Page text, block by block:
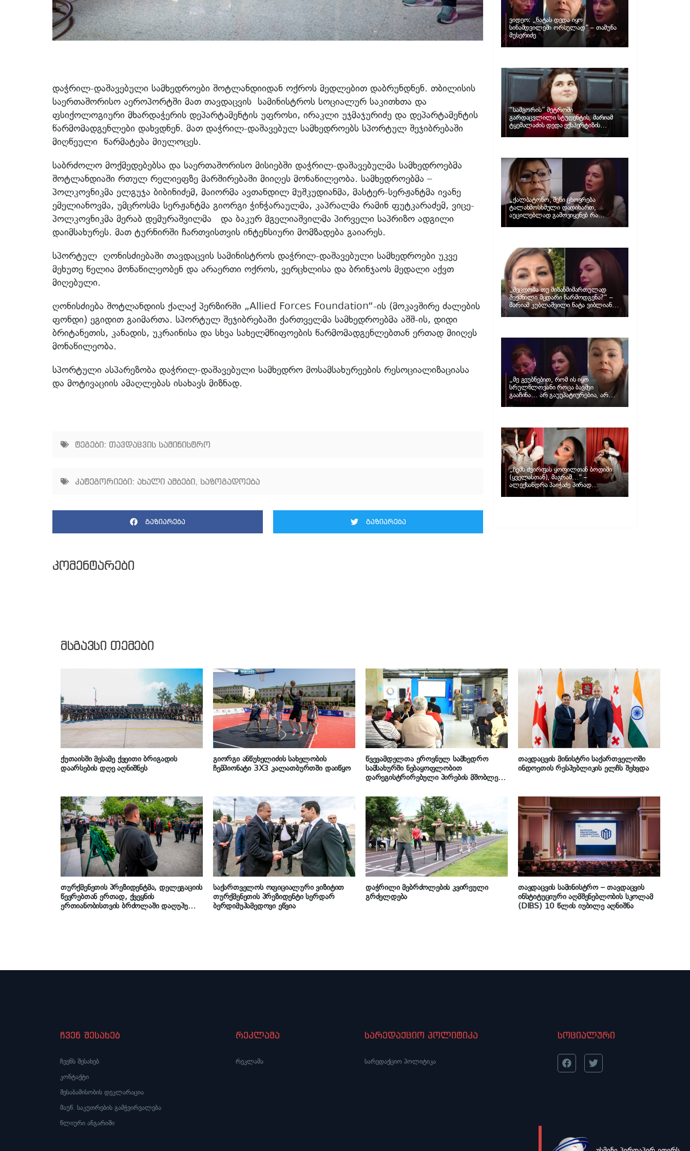
დაჭრილ-დაშავებული სამხედროები შოტლანდიიდან ოქროს მედლებით დაბრუნდნენ. თბილისის
საერთაშორისო აეროპორტში მათ თავდაცვის სამინისტროს სოციალურ საკითხთა და
ფსიქოლოგიური მხარდაჭერის დეპარტამენტის უფროსი, ირაკლი უჯმაჯურიძე და დეპარტამენტის
წარმომადგენლები დახვდნენ. მათ დაჭრილ-დაშავებულ სამხედროებს სპორტულ შეჯიბრებაში
მიღწეული წარმატება მიულოცეს.
საბრძოლო მოქმედებებსა და საერთაშორისო მისიებში დაჭრილ-დაშავებულმა სამხედროებმა
შოტლანდიაში რთულ რელიეფზე მარშირებაში მიიღეს მონაწილეობა. სამხედროებმა –
პოლკოვნიკმა ელგუჯა ბიბინიძემ, მაიორმა ავთანდილ მუშკუდიანმა, მასტერ-სერჟანტმა ივანე
ემელიანოვმა, უმცროსმა სერჟანტმა გიორგი ჭინჭარაულმა, კაპრალმა რამინ ფუტკარაძემ, ვიცე-
პოლკოვნიკმა მერაბ დემურაშვილმა და ბაკურ მგელიაშვილმა პირველი საპრიზო ადგილი
დაიმსახურეს. მათ ტურნირში ჩართვისთვის ინტენსიური მომზადება გაიარეს.
სპორტულ ღონისძიებაში თავდაცვის სამინისტროს დაჭრილ-დაშავებული სამხედროები უკვე
მეხუთე წელია მონაწილეობენ და არაერთი ოქროს, ვერცხლისა და ბრინჯაოს მედალი აქვთ
მიღებული.
ღონისძიება შოტლანდიის ქალაქ პერზირში „Allied Forces Foundation“-ის (მოკავშირე ძალების
ფონდი) ეგიდით გაიმართა. სპორტულ შეჯიბრებაში ქართველმა სამხედროებმა აშშ-ის, დიდი
ბრიტანეთის, კანადის, უკრაინისა და სხვა სახელმწიფოების წარმომადგენლებთან ერთად მიიღეს
მონაწილეობა.
სპორტული ასპარეზობა დაჭრილ-დაშავებული სამხედრო მოსამსახურეების რესოციალიზაციასა
და მოტივაციის ამაღლებას ისახავს მიზნად.
ტეგები: თავდაცვის სამინისტრო
კატეგორიები: ახალი ამბები, საზოგადოება
გაზიარება გაზიარება
კომენტარები
ვიდეო: „ნატას დედა იყო
სინამდვილეში ორსულად“ – თამუნა
მუსერიძე
“სამგორის” მეტროში
გარდაცვლილი სტუდენტის, მარიამ
ტყემალაძის დედა ექსპერტიზის
პასუხს აქვეყნებს – რა გახდა გოგონას
„ქალბატონო, შენი ცხოვრება
ტალახმოსხმული დადიხართ,
აუცილებლად გამოვიყენებ რა
ინფორმაციაც მაქვს“… – რა
„შეცდომა თუ მიზანმიმართულად
შექმნილი მცდარი წარმოდგენა?“ –
მარიამ კუბლაშვილი ნატა ვიბლიანის
საქმეზე ვიდეომიმართვას ავრცელებს
„მე გეუბნებით, რომ ის იყო
სრულწლოვანი როცა ბავშვი
გააჩინა… არ გაუუპატიურებია, არ
უძალადია და მსგავსი რამ არ
ვიბლიანის საქმეზე
„ჩემს ძვირფას ყოფილთან ბოდიში
(ყველასთან), მაგრამ…“ –
ალექსანდრა პაიჭაძე პირად
მსგავსი თემები
ქუთაისში მესამე ქვეითი ბრიგადის
დაარსების დღე აღნიშნეს
გიორგი ანწუხელიძის სახელობის
ჩემპიონატი 3X3 კალათბურთში დაიწყო
წვევამდელთა ეროვნულ სამხედრო
სამსახურში ნებაყოფლობით
დარეგისტრირებული პირების მშობლებს
თავდაცვის მინისტრი საქართველოში
ინდოეთის რესპუბლიკის ელჩს შეხვდა
თურქმენეთის პრეზიდენტმა, დელეგაციის
წევრებთან ერთად, ქვეყნის
ერთიანობისთვის ბრძოლაში დაღუპულ
საქართველოს ოფიციალური ვიზიტით
თურქმენეთის პრეზიდენტი სერდარ
ბერდიმუჰამედოვი ეწვია
დაჭრილი მებრძოლების კვირეული
გრძელდება
თავდაცვის სამინისტრო – თავდაცვის
ინსტიტუციური აღმშენებლობის სკოლამ
(DIBS) 10 წლის იუბილე აღნიშნა
ჩვენ შესახებ
ჩვენს შესახებ
კონტაქტი
შესაბამისობის დეკლარაცია
მაუწ. საკუთრების გამჭვირვალება
წლიური ანგარიში
რეკლამა
რეკლამა
სარედაქციო პოლიტიკა
სარედაქციო პოლიტიკა
სოციალური